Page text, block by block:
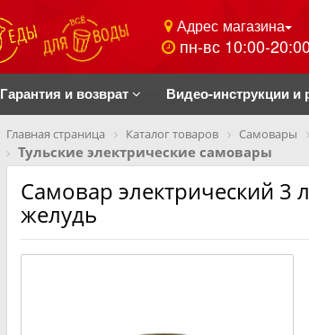
Адрес магазина
пн-вс 10:00-
Гарантия и возврат Видео-инструкции и
Главная страница Каталог товаров Самовары
Тульские электрические самовары
Самовар электрический 3
желудь